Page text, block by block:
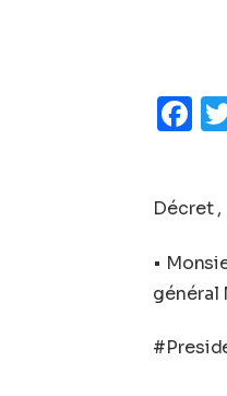
Décret ,
•⁠
général